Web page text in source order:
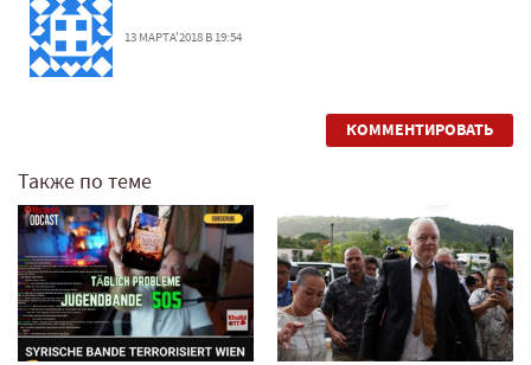
13 МАРТА'2018 В 19:54
КОММЕНТИРОВАТЬ
Также по теме